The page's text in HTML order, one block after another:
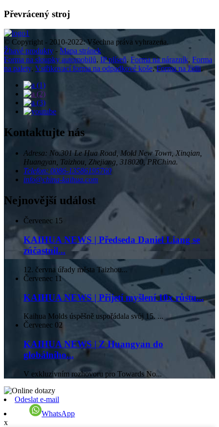
Převrácený stroj
© Copyright - 2010-2022: Všechna práva vyhrazena.
Žhavé produkty - Mapa stránek
Forma na sloupky automobilů, IP plíseň, Forma na nárazník, Forma
na palety, Vstřikovací forma na odpadkové koše,Forma na židli,
Kontaktujte nás
Adresa: No.301 Le Hua Road, Mold New Town, Xinqian,
Huangyan, Taizhou, Zhejiang, 318020, PRChina.
Telefon: 0086-13586195760
info@china-kaihua.com
Nejnovější událost
Červenec 15
KAIHUA NEWS | Předseda Daniel Liang se
zúčastnil...
12. června úřady města Taizhou...
Červenec 11
KAIHUA NEWS | Přijetí myšlení 10x růstu...
Kaihua Molds úspěšně uspořádala svůj 15. ...
Červenec 02
KAIHUA NEWS | Z Huangyan do
globálního...
V exkluzivním rozhovoru pro Towards No...
Odeslat e-mail
WhatsApp
x